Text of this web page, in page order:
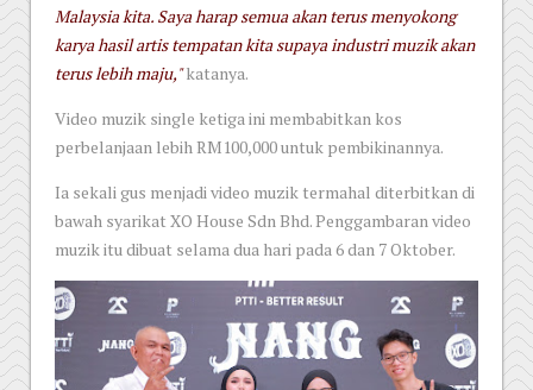
Malaysia kita. Saya harap semua akan terus menyokong
karya hasil artis tempatan kita supaya industri muzik akan
terus lebih maju,"katanya.
Video muzik single ketiga ini membabitkan kos
perbelanjaan lebih RM100,000 untuk pembikinannya.
Ia sekali gus menjadi video muzik termahal diterbitkan di
bawah syarikat XO House Sdn Bhd. Penggambaran video
muzik itu dibuat selama dua hari pada 6 dan 7 Oktober.